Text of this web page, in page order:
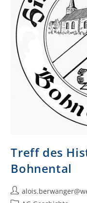
Treff des
Bohnental